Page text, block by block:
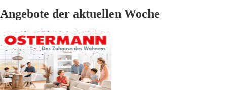
Angebote der aktuellen Woche